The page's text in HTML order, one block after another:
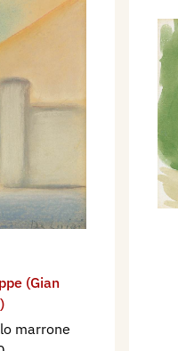
(Gian
marrone